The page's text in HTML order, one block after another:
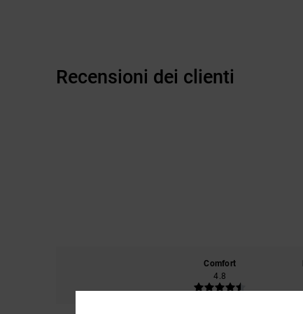
Recensioni dei clienti
Comfort
4.8